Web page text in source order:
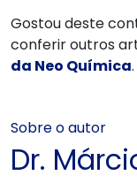
Gostou deste
conferir outros
da Neo Química.
Sobre o autor
Dr.